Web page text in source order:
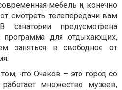
мебель и, конечно
смотреть телепередачи вам
предусмотрена
программа для отдыхающих,
заняться в свободное от
что Очаков – это город со
множество музеев,